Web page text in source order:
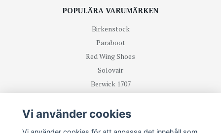
POPULÄRA VARUMÄRKEN
Birkenstock
Paraboot
Red Wing Shoes
Solovair
Berwick 1707
TA DEL UTAV NYHETER OCH ERBJUDANDEN FÖRST
Vi använder cookies